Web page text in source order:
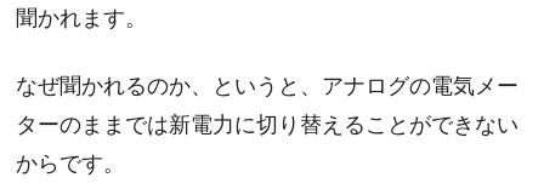
聞かれます。
なぜ聞かれるのか、というと、アナログの電気メー
ターのままでは新電力に切り替えることができない
からです。